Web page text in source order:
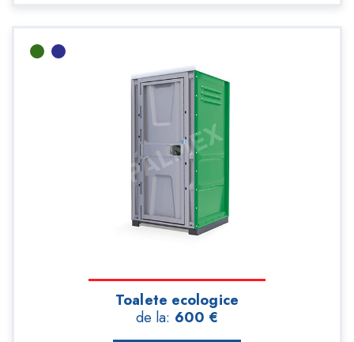
Toalete ecologice
de la: 600 €